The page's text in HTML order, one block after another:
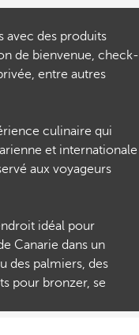
avec des produits
de bienvenue, check-
entre autres
culinaire qui
et internationale
aux voyageurs
idéal pour
Canarie dans un
des palmiers, des
pour bronzer, se